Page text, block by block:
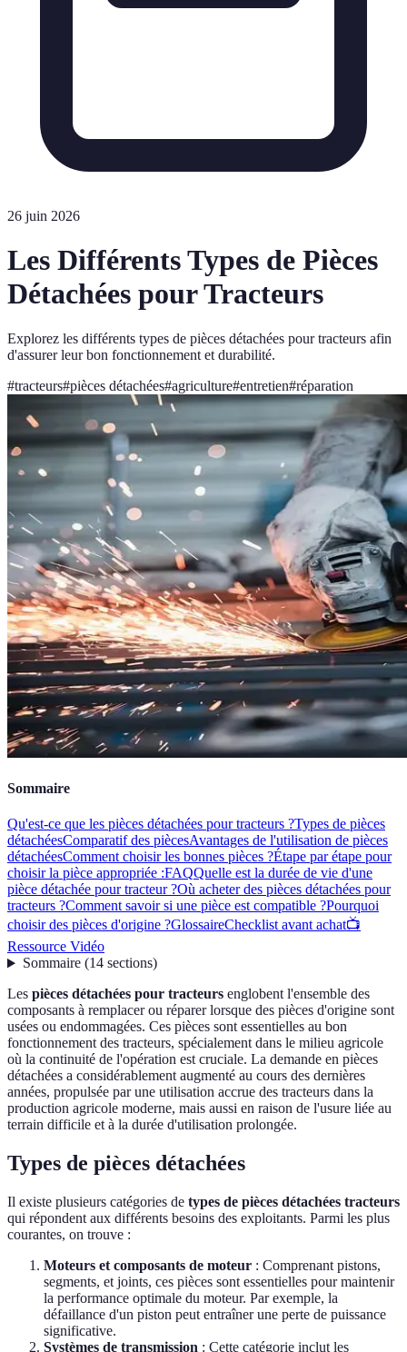
26 juin 2026
Les Différents Types de Pièces
Détachées pour Tracteurs
Explorez les différents types de pièces détachées pour tracteurs afin
d'assurer leur bon fonctionnement et durabilité.
#tracteurs#pièces détachées#agriculture#entretien#réparation
Sommaire
Qu'est-ce que les pièces détachées pour tracteurs ?Types de pièces
détachéesComparatif des piècesAvantages de l'utilisation de pièces
détachéesComment choisir les bonnes pièces ?Étape par étape pour
choisir la pièce appropriée :FAQQuelle est la durée de vie d'une
pièce détachée pour tracteur ?Où acheter des pièces détachées pour
tracteurs ?Comment savoir si une pièce est compatible ?Pourquoi
choisir des pièces d'origine ?GlossaireChecklist avant achat📺
Ressource Vidéo
Sommaire(14 sections)
Les pièces détachées pour tracteurs englobent l'ensemble des
composants à remplacer ou réparer lorsque des pièces d'origine sont
usées ou endommagées. Ces pièces sont essentielles au bon
fonctionnement des tracteurs, spécialement dans le milieu agricole
où la continuité de l'opération est cruciale. La demande en pièces
détachées a considérablement augmenté au cours des dernières
années, propulsée par une utilisation accrue des tracteurs dans la
production agricole moderne, mais aussi en raison de l'usure liée au
terrain difficile et à la durée d'utilisation prolongée.
Types de pièces détachées
Il existe plusieurs catégories de types de pièces détachées tracteurs
qui répondent aux différents besoins des exploitants. Parmi les plus
courantes, on trouve :
Moteurs et composants de moteur : Comprenant pistons,
segments, et joints, ces pièces sont essentielles pour maintenir
la performance optimale du moteur. Par exemple, la
défaillance d'un piston peut entraîner une perte de puissance
significative.
Systèmes de transmission : Cette catégorie inclut les